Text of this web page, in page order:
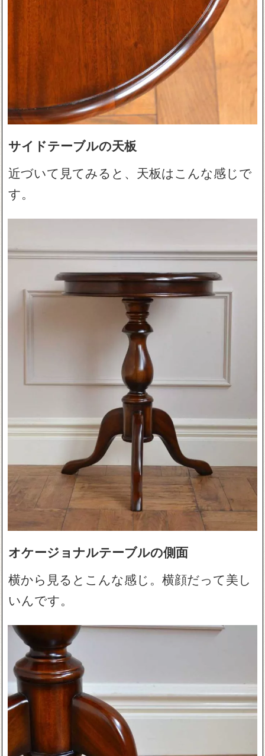
サイドテーブルの天板
近づいて見てみると、天板はこんな感じで
す。
オケージョナルテーブルの側面
横から見るとこんな感じ。横顔だって美し
いんです。